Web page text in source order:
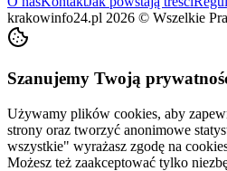
krakowinfo24.pl 2026 © Wszelkie
Szanujemy Twoją
Używamy plików cookies, aby
strony oraz tworzyć anonimowe
wszystkie" wyrażasz zgodę na
Możesz też zaakceptować tylko